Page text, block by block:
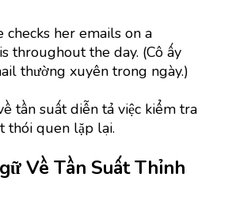
checks her emails on a
throughout the day. (Cô ấy
thường xuyên trong ngày.)
tần suất diễn tả việc kiểm tra
thói quen lặp lại.
Về Tần Suất Thỉnh